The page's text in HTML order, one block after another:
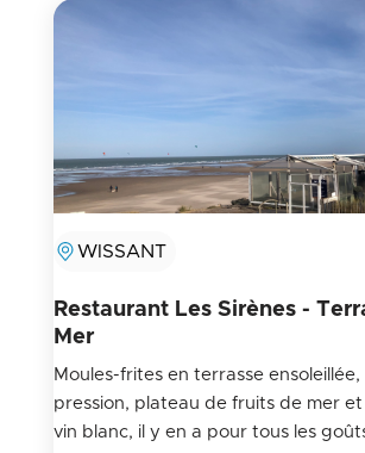
WISSANT
Restaurant Les Sirènes -
Mer
Moules-frites en terrasse
pression, plateau de fruits de mer
vin blanc, il y en a pour tous les